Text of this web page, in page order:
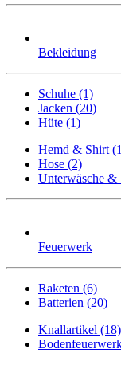
Bekleidung
Schuhe (1)
Jacken (20)
Hüte (1)
Hemd & Shirt
Hose (2)
Unterwäsche &
Feuerwerk
Raketen (6)
Batterien (20)
Knallartikel (18)